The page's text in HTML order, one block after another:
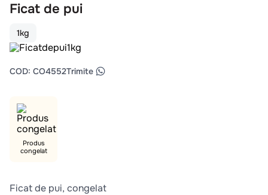
1. cartofi
.
3. pui
4. chifle
. coaste
. ceafa
aripi
Ficat de pui
1kg
COD: CO4552Trimite
Produs
congelat
Ficat de pui, congelat